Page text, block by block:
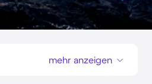
mehr anzeigen